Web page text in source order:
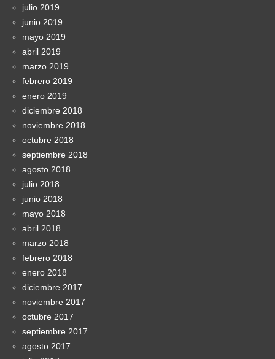
julio 2019
junio 2019
mayo 2019
abril 2019
marzo 2019
febrero 2019
enero 2019
diciembre 2018
noviembre 2018
octubre 2018
septiembre 2018
agosto 2018
julio 2018
junio 2018
mayo 2018
abril 2018
marzo 2018
febrero 2018
enero 2018
diciembre 2017
noviembre 2017
octubre 2017
septiembre 2017
agosto 2017